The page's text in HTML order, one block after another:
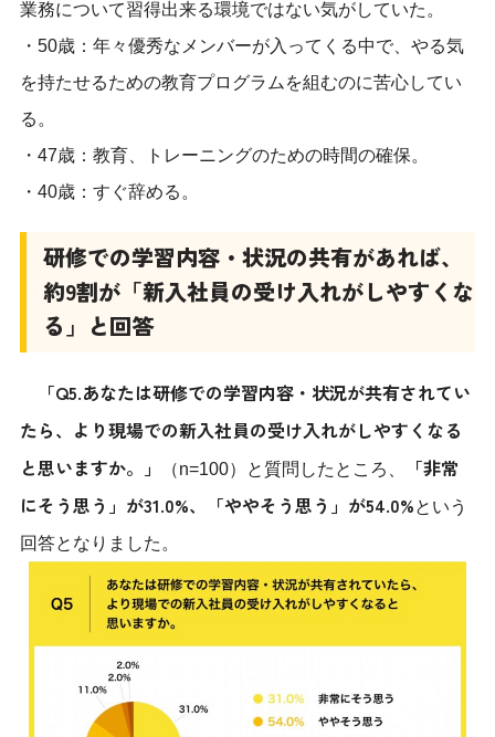
業務について習得出来る環境ではない気がしていた。
・50歳：年々優秀なメンバーが入ってくる中で、やる気
を持たせるための教育プログラムを組むのに苦心してい
る。
・47歳：教育、トレーニングのための時間の確保。
・40歳：すぐ辞める。
研修での学習内容・状況の共有があれば、
約9割が「新入社員の受け入れがしやすくな
る」と回答
「Q5.あなたは研修での学習内容・状況が共有されてい
たら、より現場での新入社員の受け入れがしやすくなる
と思いますか。」
（n=100）と質問したところ、
「非常
にそう思う」が31.0%、「ややそう思う」が54.0%という
回答となりました。